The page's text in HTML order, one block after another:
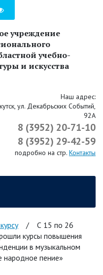
учреждение
учебно-
и искусства
Наш адрес:
ул. Декабрьских Событий,
92А
8 (3952) 20-71-10
8 (3952) 29-42-59
подробно на стр. Контакты
/
С 15 по 26
курсы повышения
в музыкальном
народное пение»